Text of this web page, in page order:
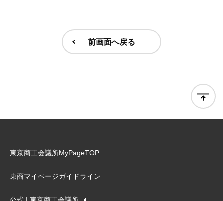
前画面へ戻る
東京商工会議所MyPageTOP
東商マイページガイドライン